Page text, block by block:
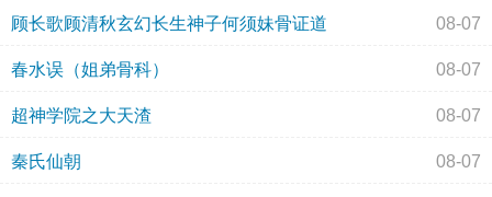
顾长歌顾清秋玄幻长生神子何须妹骨证道 08-07
春水误（姐弟骨科） 08-07
超神学院之大天渣 08-07
秦氏仙朝 08-07